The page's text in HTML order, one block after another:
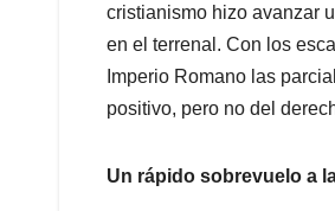
cristianismo hizo avanzar
en el terrenal. Con los
Imperio Romano las
positivo, pero no del
Un rápido sobrevuelo a